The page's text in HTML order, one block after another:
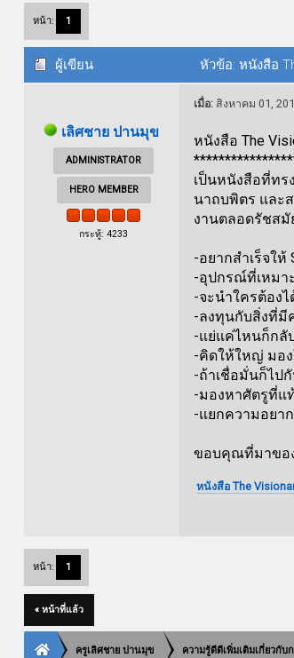
หน้า: 1
ผู้เขียน หัวข้อ: หนังสือ
เลิศชาย ปานมุข
ADMINISTRATOR
HERO MEMBER
กระทู้: 4233
เมื่อ:สิงหาคม 01,
หนังสือ The
เป็นหนังสือที่ท
นาถบพิตร และ
งานตลอดรัชสมั
-อยากสําเร็จให้
-อุปกรณ์ที่เหมา
-จะนำใครต้อง
-ลงทุนกับสิ่งที่มี
-แย่แค่ไหนก็กลั
-คิดให้ใหญ่ มอง
-ถ้าเชื่อมั่นก็ไป
-มองหาศัตรูที่แ
-แยกความอยา
ขอบคุณที่มาขอ
หนังสือ The
หน้า: 1
« หน้าที่แล้ว
ครูเลิศชาย ปานมุข ความรู้ดีดีเพิ่มเติมเกี่ยวกับ